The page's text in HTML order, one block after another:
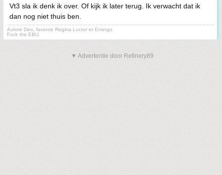
Vt3 sla ik denk ik over. Of kijk ik later terug. Ik verwacht dat ik
dan nog niet thuis ben.
Autore Deo, favente Regina Luctor et Emergo
Fuck the EBU.
▼ Advertentie door Refinery89